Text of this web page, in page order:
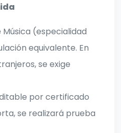
(especialidad
equivalente. En
se exige
por certificado
se realizará prueba